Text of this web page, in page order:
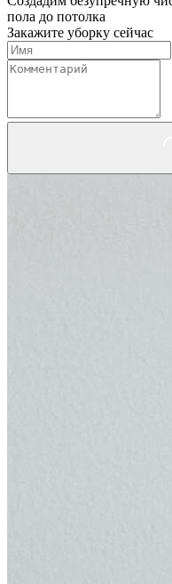
пола до потолка
Закажите уборку сейчас